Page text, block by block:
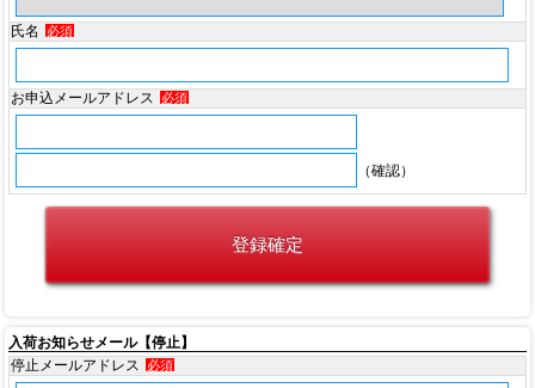
氏名 必須
お申込メールアドレス 必須
（確認）
入荷お知らせメール【停止】
停止メールアドレス
必須